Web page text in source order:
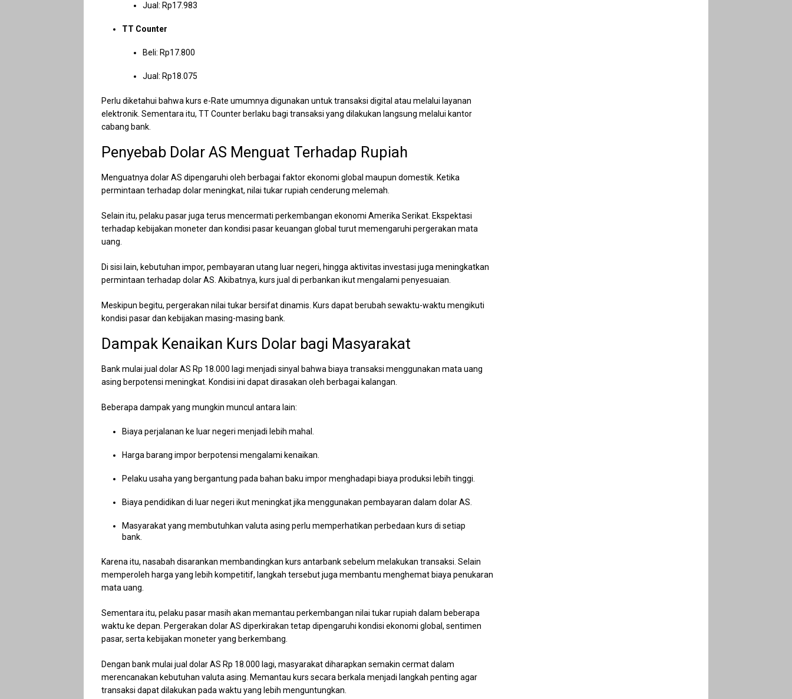
Jual: Rp17.983
TT Counter
Beli: Rp17.800
Jual: Rp18.075
Perlu diketahui bahwa kurs e-Rate umumnya digunakan untuk transaksi digital atau melalui layanan
elektronik. Sementara itu, TT Counter berlaku bagi transaksi yang dilakukan langsung melalui kantor
cabang bank.
Penyebab Dolar AS Menguat Terhadap Rupiah
Menguatnya dolar AS dipengaruhi oleh berbagai faktor ekonomi global maupun domestik. Ketika
permintaan terhadap dolar meningkat, nilai tukar rupiah cenderung melemah.
Selain itu, pelaku pasar juga terus mencermati perkembangan ekonomi Amerika Serikat. Ekspektasi
terhadap kebijakan moneter dan kondisi pasar keuangan global turut memengaruhi pergerakan mata
uang.
Di sisi lain, kebutuhan impor, pembayaran utang luar negeri, hingga aktivitas investasi juga meningkatkan
permintaan terhadap dolar AS. Akibatnya, kurs jual di perbankan ikut mengalami penyesuaian.
Meskipun begitu, pergerakan nilai tukar bersifat dinamis. Kurs dapat berubah sewaktu-waktu mengikuti
kondisi pasar dan kebijakan masing-masing bank.
Dampak Kenaikan Kurs Dolar bagi Masyarakat
Bank mulai jual dolar AS Rp 18.000 lagi menjadi sinyal bahwa biaya transaksi menggunakan mata uang
asing berpotensi meningkat. Kondisi ini dapat dirasakan oleh berbagai kalangan.
Beberapa dampak yang mungkin muncul antara lain:
Biaya perjalanan ke luar negeri menjadi lebih mahal.
Harga barang impor berpotensi mengalami kenaikan.
Pelaku usaha yang bergantung pada bahan baku impor menghadapi biaya produksi lebih tinggi.
Biaya pendidikan di luar negeri ikut meningkat jika menggunakan pembayaran dalam dolar AS.
Masyarakat yang membutuhkan valuta asing perlu memperhatikan perbedaan kurs di setiap
bank.
Karena itu, nasabah disarankan membandingkan kurs antarbank sebelum melakukan transaksi. Selain
memperoleh harga yang lebih kompetitif, langkah tersebut juga membantu menghemat biaya penukaran
mata uang.
Sementara itu, pelaku pasar masih akan memantau perkembangan nilai tukar rupiah dalam beberapa
waktu ke depan. Pergerakan dolar AS diperkirakan tetap dipengaruhi kondisi ekonomi global, sentimen
pasar, serta kebijakan moneter yang berkembang.
Dengan bank mulai jual dolar AS Rp 18.000 lagi, masyarakat diharapkan semakin cermat dalam
merencanakan kebutuhan valuta asing. Memantau kurs secara berkala menjadi langkah penting agar
transaksi dapat dilakukan pada waktu yang lebih menguntungkan.